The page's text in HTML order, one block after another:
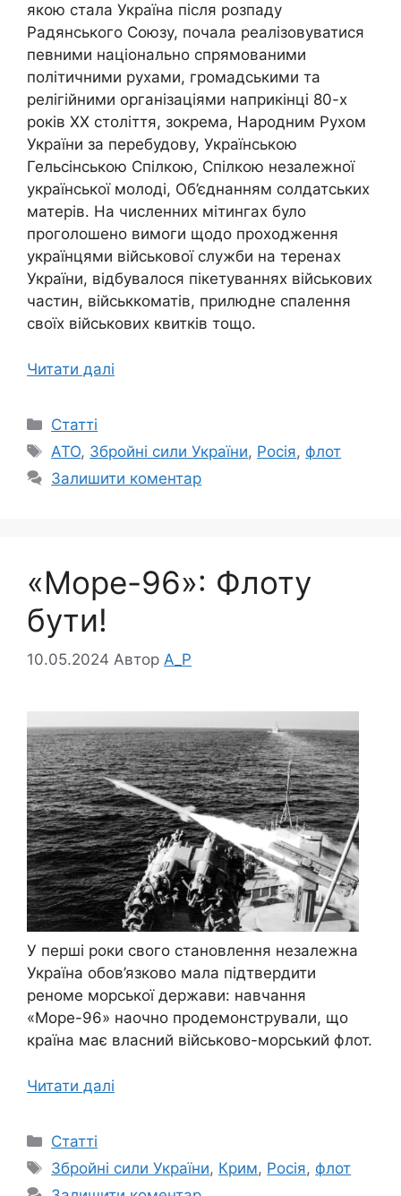
якою стала Україна після розпаду
Радянського Союзу, почала реалізовуватися
певними національно спрямованими
політичними рухами, громадськими та
релігійними організаціями наприкінці 80-х
років ХХ століття, зокрема, Народним Рухом
України за перебудову, Українською
Гельсінською Спілкою, Спілкою незалежної
української молоді, Об’єднанням солдатських
матерів. На численних мітингах було
проголошено вимоги щодо проходження
українцями військової служби на теренах
України, відбувалося пікетуваннях військових
частин, військкоматів, прилюдне спалення
своїх військових квитків тощо.
Читати далі
Категорії
Статті
Позначки
АТО, Збройні сили України, Росія, флот
Залишити коментар
«Море-96»: Флоту
бути!
10.05.2024 Автор A_P
У перші роки свого становлення незалежна
Україна обов’язково мала підтвердити
реноме морської держави: навчання
«Море-96» наочно продемонстрували, що
країна має власний військово-морський флот.
Читати далі
Категорії
Статті
Позначки
Збройні сили України, Крим, Росія, флот